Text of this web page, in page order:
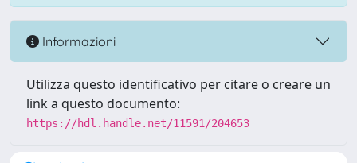
Informazioni
Utilizza questo identificativo per citare o creare un
link a questo documento:
https://hdl.handle.net/11591/204653